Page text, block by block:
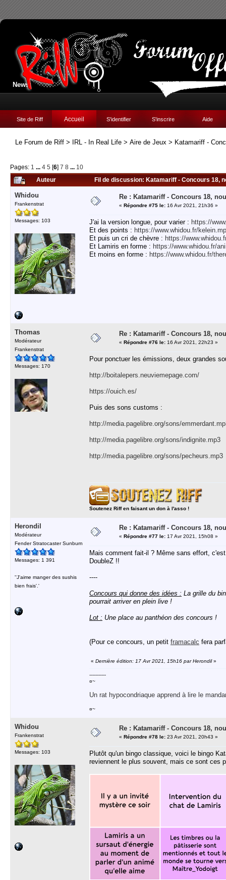
News:
Site de Riff Accueil S'identifier S'inscrire Aide
Le Forum de Riff > IRL - In Real Life > Aire de Jeux > Katamariff -
Pages: 1 ... 4 5 [6] 7 8 ... 10
Auteur
Fil de discussion: Katamariff - Concours 18,
Whidou
Frankenstrat
Messages: 103
Re : Katamariff - Concours 18,
« Répondre #75 le: 16 Avr 2021, 21h36 »
J'ai la version longue, pour varier : https://
Et des points : https://www.whidou.fr/
Et puis un cri de chèvre : https://
Et Lamiris en forme : https://www.whidou.fr/
Et moins en forme : https://www.whidou.fr/
Thomas
Modérateur
Frankenstrat
Messages: 170
Re : Katamariff - Concours 18,
« Répondre #76 le: 16 Avr 2021, 22h23 »
Pour ponctuer les émissions, deux grandes
http://boitalepers.neuviemepage.com/
https://ouich.es/
Puis des sons customs :
http://media.pagelibre.org/sons/
http://media.pagelibre.org/sons/indignite.mp3
http://media.pagelibre.org/sons/pecheurs.mp3
Soutenez Riff en faisant un don à l'asso !
Herondil
Modérateur
Fender Stratocaster Sunburn
Messages: 1 391
''J'aime manger des sushis
bien frais'.'
Re : Katamariff - Concours 18,
« Répondre #77 le: 17 Avr 2021, 15h08 »
Mais comment fait-il ? Même sans effort,
DoubleZ !!
----
Concours qui donne des idées : La grille du
pourrait arriver en plein live !
Lot : Une place au panthéon des concours !
(Pour ce concours, un petit framacalc fera
« Dernière édition: 17 Avr 2021, 15h16 par Herondil»
-----------
¤~
Un rat hypocondriaque apprend à lire le
¤~
Whidou
Frankenstrat
Messages: 103
Re : Katamariff - Concours 18,
« Répondre #78 le: 23 Avr 2021, 20h43 »
Plutôt qu'un bingo classique, voici le bingo
reviennent le plus souvent, mais ce sont ces